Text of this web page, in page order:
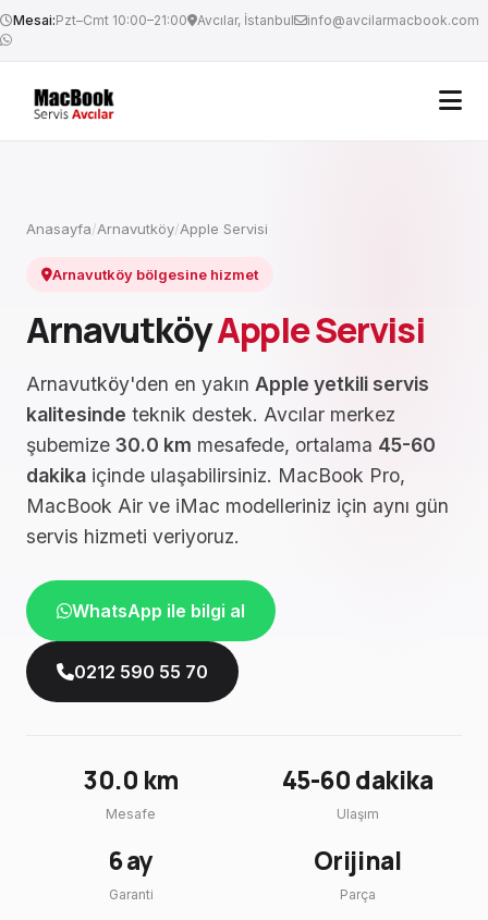
Mesai:Pzt–Cmt 10:00–21:00 Avcılar, İstanbul info@avcilarmacbook.com
Anasayfa/Arnavutköy/Apple Servisi
Arnavutköy bölgesine hizmet
ArnavutköyApple Servisi
Arnavutköy'den en yakın Apple yetkili servis
kalitesinde teknik destek. Avcılar merkez
şubemize 30.0 km mesafede, ortalama 45-60
dakika içinde ulaşabilirsiniz. MacBook Pro,
MacBook Air ve iMac modelleriniz için aynı gün
servis hizmeti veriyoruz.
WhatsApp ile bilgi al
0212 590 55 70
30.0 km
Mesafe
45-60 dakika
Ulaşım
6 ay
Garanti
Orijinal
Parça